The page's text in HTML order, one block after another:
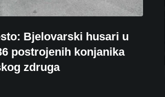
Bjelovarski husari u
postrojenih konjanika
zdruga